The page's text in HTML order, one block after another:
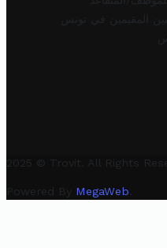
المقيمين في تونس
2025 © Trovit. All Rights
Powered By MegaWeb